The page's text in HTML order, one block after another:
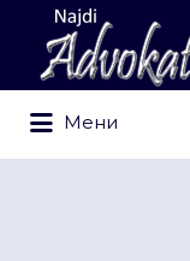
Search
for:
Мени
for: